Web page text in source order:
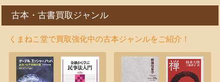
古本・古書買取ジャンル
くまねこ堂で買取強化中の古本ジャンルをご紹介！